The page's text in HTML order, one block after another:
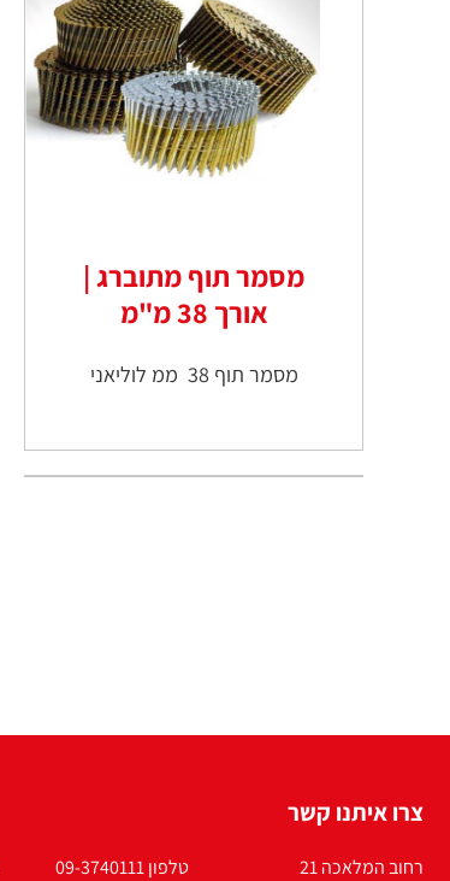
מסמר תוף מתוברג |
אורך 38 מ"מ
מסמר תוף 38 ממ לוליאני
צרו איתנו קשר
רחוב המלאכה 21
טלפון 09-3740111